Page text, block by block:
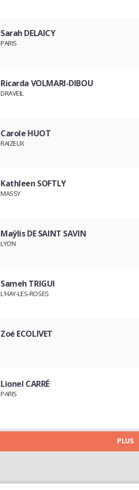
Sarah DELAICY
PARIS
Ricarda VOLMARI-DIBOU
DRAVEIL
Carole HUOT
RAIZEUX
Kathleen SOFTLY
MASSY
Maÿlis DE SAINT SAVIN
LYON
Sameh TRIGUI
L'HAY-LES-ROSES
Zoé ECOLIVET
Lionel CARRÉ
PARIS
PLUS